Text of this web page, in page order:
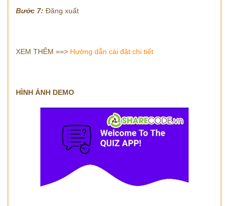
Bước 7: Đăng xuất
XEM THÊM ==> Hướng dẫn cài đặt chi tiết
HÌNH ẢNH DEMO